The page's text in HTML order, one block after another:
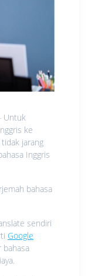
Untuk
ke
jarang
Inggris
bahasa
sendiri
Google
bahasa